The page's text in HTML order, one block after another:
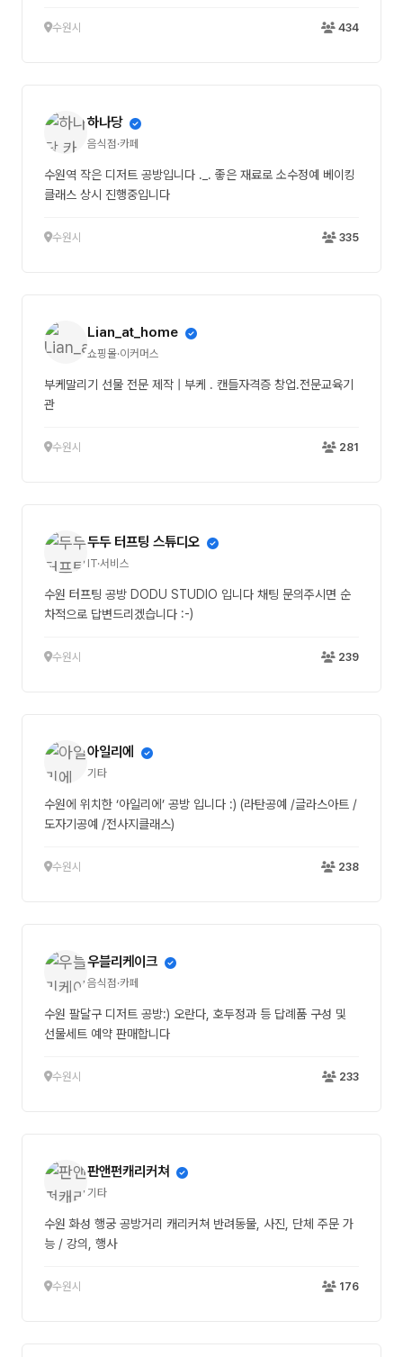
수원시 434
하나당
음식점·카페
수원역 작은 디저트 공방입니다 ._. 좋은 재료로 소수정예 베이킹
클래스 상시 진행중입니다
수원시 335
Lian_at_home
쇼핑몰·이커머스
부케말리기 선물 전문 제작 | 부케 . 캔들자격증 창업.전문교육기
관
수원시 281
두두 터프팅 스튜디오
IT·서비스
수원 터프팅 공방 DODU STUDIO 입니다 채팅 문의주시면 순
차적으로 답변드리겠습니다 :-)
수원시 239
아일리에
기타
수원에 위치한 ‘아일리에’ 공방 입니다 :) (라탄공예 /글라스아트 /
도자기공예 /전사지클래스)
수원시 238
우블리케이크
음식점·카페
수원 팔달구 디저트 공방:) 오란다, 호두정과 등 답례품 구성 및
선물세트 예약 판매합니다
수원시 233
판앤펀캐리커쳐
기타
수원 화성 행궁 공방거리 캐리커쳐 반려동물, 사진, 단체 주문 가
능 / 강의, 행사
수원시 176